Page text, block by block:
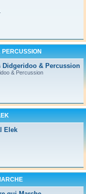
PERCUSSION
Didgeridoo & Percussion
& Percussion
Elek